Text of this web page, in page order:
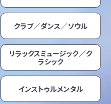
クラブ／ダンス／ソウル
リラックスミュージック／ク
ラシック
インストゥルメンタル